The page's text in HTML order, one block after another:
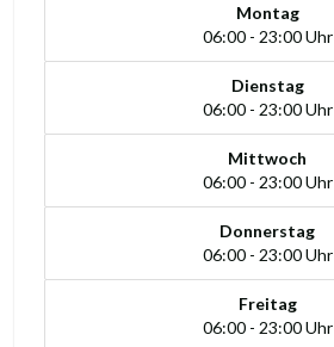
Montag
06:00 - 23:00 Uhr
Dienstag
06:00 - 23:00 Uhr
Mittwoch
06:00 - 23:00 Uhr
Donnerstag
06:00 - 23:00 Uhr
Freitag
06:00 - 23:00 Uhr